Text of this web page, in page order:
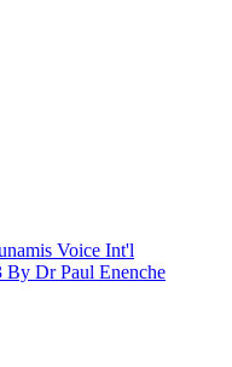
Voice Int'l
Dr Paul Enenche